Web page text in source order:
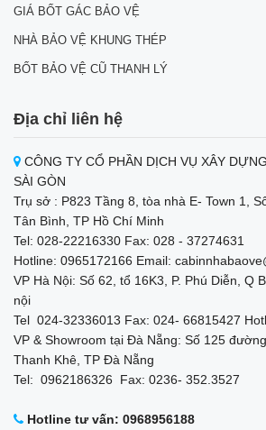
GIÁ BỐT GÁC BẢO VỆ
NHÀ BẢO VỆ KHUNG THÉP
BỐT BẢO VỆ CŨ THANH LÝ
Địa chỉ liên hệ
CÔNG TY CỔ PHẦN DỊCH VỤ XÂY
SÀI GÒN
Trụ sở : P823 Tầng 8, tòa nhà E- Town 1,
Tân Bình, TP Hồ Chí Minh
Tel: 028-22216330 Fax: 028 - 37274631
Hotline: 0965172166 Email:
VP Hà Nội: Số 62, tổ 16K3, P. Phú Diễn, Q
nội
Tel 024-32336013 Fax: 024- 66815427
VP & Showroom tại Đà Nẵng: Số 125
Thanh Khê, TP Đà Nẵng
Tel: 0962186326 Fax: 0236- 352.3527
Hotline tư vấn: 0968956188